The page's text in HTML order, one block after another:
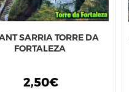
SARRIA TORRE DA
FORTALEZA
2,50€